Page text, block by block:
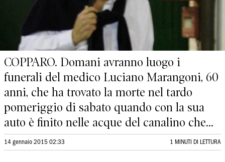
COPPARO. Domani avranno luogo i
funerali del medico Luciano Marangoni, 60
anni, che ha trovato la morte nel tardo
pomeriggio di sabato quando con la sua
auto è finito nelle acque del canalino che...
14 gennaio 2015 02:33 1 MINUTI DI LETTURA